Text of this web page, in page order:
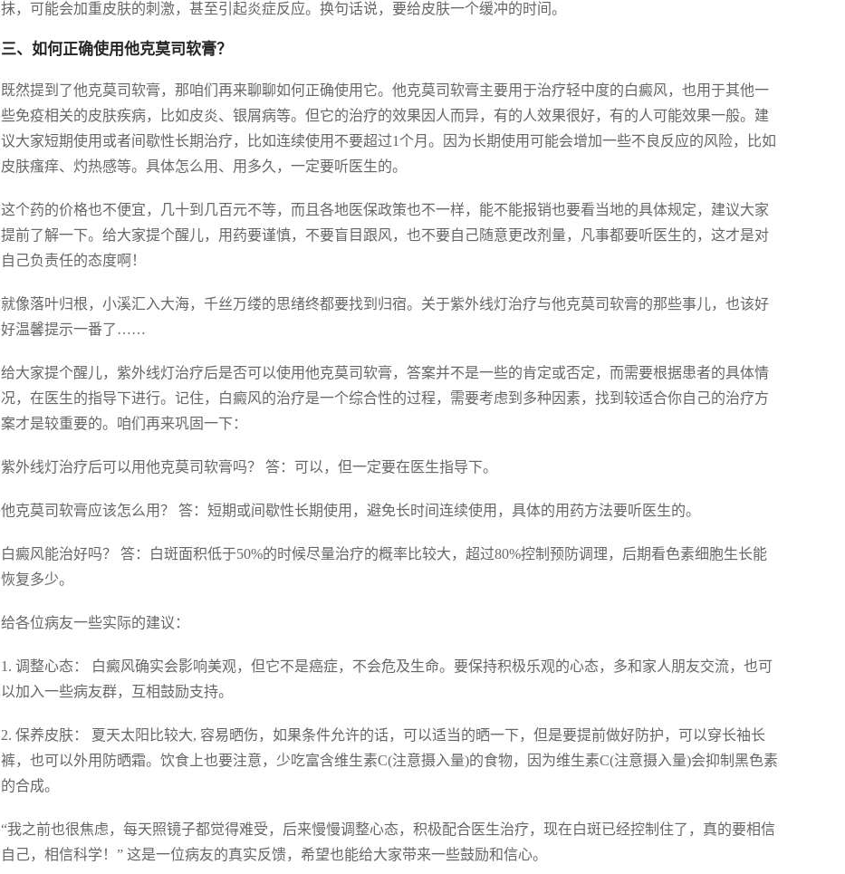
抹，可能会加重皮肤的刺激，甚至引起炎症反应。换句话说，要给皮肤一个缓冲的时间。
三、如何正确使用他克莫司软膏？
既然提到了他克莫司软膏，那咱们再来聊聊如何正确使用它。他克莫司软膏主要用于治疗轻中度的白癜风，也用于其他一
些免疫相关的皮肤疾病，比如皮炎、银屑病等。但它的治疗的效果因人而异，有的人效果很好，有的人可能效果一般。建
议大家短期使用或者间歇性长期治疗，比如连续使用不要超过1个月。因为长期使用可能会增加一些不良反应的风险，比如
皮肤瘙痒、灼热感等。具体怎么用、用多久，一定要听医生的。
这个药的价格也不便宜，几十到几百元不等，而且各地医保政策也不一样，能不能报销也要看当地的具体规定，建议大家
提前了解一下。给大家提个醒儿，用药要谨慎，不要盲目跟风，也不要自己随意更改剂量，凡事都要听医生的，这才是对
自己负责任的态度啊！
就像落叶归根，小溪汇入大海，千丝万缕的思绪终都要找到归宿。关于紫外线灯治疗与他克莫司软膏的那些事儿，也该好
好温馨提示一番了……
给大家提个醒儿，紫外线灯治疗后是否可以使用他克莫司软膏，答案并不是一些的肯定或否定，而需要根据患者的具体情
况，在医生的指导下进行。记住，白癜风的治疗是一个综合性的过程，需要考虑到多种因素，找到较适合你自己的治疗方
案才是较重要的。咱们再来巩固一下：
紫外线灯治疗后可以用他克莫司软膏吗？ 答：可以，但一定要在医生指导下。
他克莫司软膏应该怎么用？ 答：短期或间歇性长期使用，避免长时间连续使用，具体的用药方法要听医生的。
白癜风能治好吗？ 答：白斑面积低于50%的时候尽量治疗的概率比较大，超过80%控制预防调理，后期看色素细胞生长能
恢复多少。
给各位病友一些实际的建议：
1. 调整心态： 白癜风确实会影响美观，但它不是癌症，不会危及生命。要保持积极乐观的心态，多和家人朋友交流，也可
以加入一些病友群，互相鼓励支持。
2. 保养皮肤： 夏天太阳比较大, 容易晒伤，如果条件允许的话，可以适当的晒一下，但是要提前做好防护，可以穿长袖长
裤，也可以外用防晒霜。饮食上也要注意，少吃富含维生素C(注意摄入量)的食物，因为维生素C(注意摄入量)会抑制黑色素
的合成。
“我之前也很焦虑，每天照镜子都觉得难受，后来慢慢调整心态，积极配合医生治疗，现在白斑已经控制住了，真的要相信
自己，相信科学！” 这是一位病友的真实反馈，希望也能给大家带来一些鼓励和信心。